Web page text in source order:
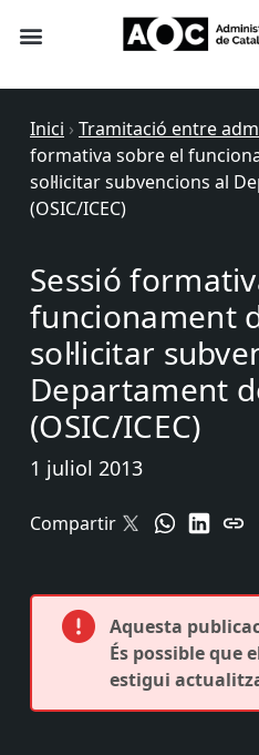
Inici › Tramitació entre
formativa sobre el
sol·licitar subvencions al
(OSIC/ICEC)
Sessió
funcionament
sol·licitar
Departament
(OSIC/ICEC)
1 juliol 2013
Compartir
Aquesta
És possible que
estigui